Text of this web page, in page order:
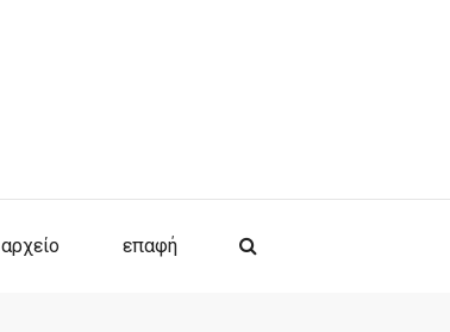
αρχείο επαφή